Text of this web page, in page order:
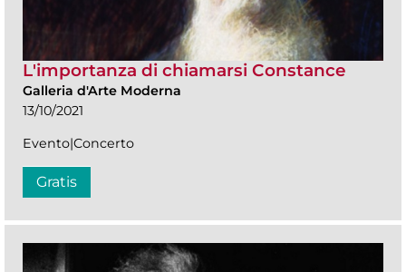
L'importanza di chiamarsi Constance
Galleria d'Arte Moderna
13/10/2021
Evento|Concerto
Gratis